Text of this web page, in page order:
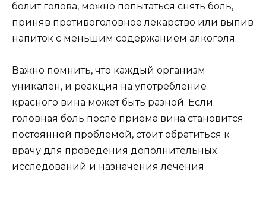
болит голова, можно попытаться снять боль,
приняв противоголовное лекарство или выпив
напиток с меньшим содержанием алкоголя.
Важно помнить, что каждый организм
уникален, и реакция на употребление
красного вина может быть разной. Если
головная боль после приема вина становится
постоянной проблемой, стоит обратиться к
врачу для проведения дополнительных
исследований и назначения лечения.